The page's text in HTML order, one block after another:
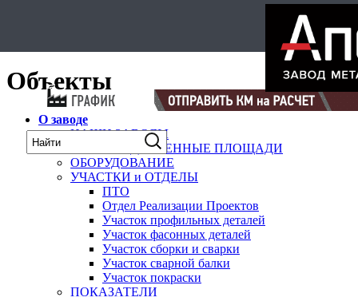
Объекты
О заводе
НАШИ ЗАВОДЫ
ПРОИЗВОДСТВЕННЫЕ ПЛОЩАДИ
ОБОРУДОВАНИЕ
УЧАСТКИ и ОТДЕЛЫ
ПТО
Отдел Реализации Проектов
Участок профильных деталей
Участок фасонных деталей
Участок сборки и сварки
Участок сварной балки
Участок покраски
ПОКАЗАТЕЛИ